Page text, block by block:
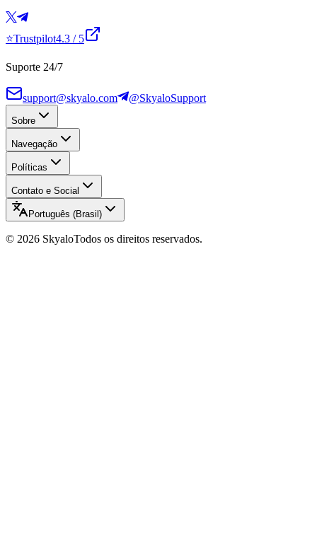
⭐Trustpilot4.3 / 5
Suporte 24/7
support@skyalo.com @SkyaloSupport
Sobre
Navegação
Políticas
Contato e Social
Português (Brasil)
© 2026 SkyaloTodos os direitos reservados.